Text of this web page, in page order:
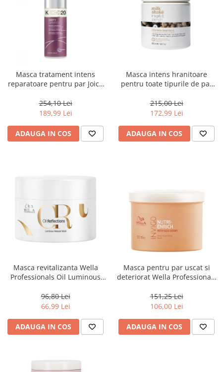
Masca tratament intens
reparatoare pentru par Joico
Mask, 500 ml
254,10 Lei
189,99 Lei
ADAUGA IN COS
Masca intens hranitoare
pentru toate tipurile de par
Strength Intensive Treatment,
500 ml
215,00 Lei
172,99 Lei
ADAUGA IN COS
Masca revitalizanta Wella
Professionals Oil Luminous
96,80 Lei
66,99 Lei
ADAUGA IN COS
Masca pentru par uscat si
deteriorat Wella Professionals
151,25 Lei
106,00 Lei
ADAUGA IN COS